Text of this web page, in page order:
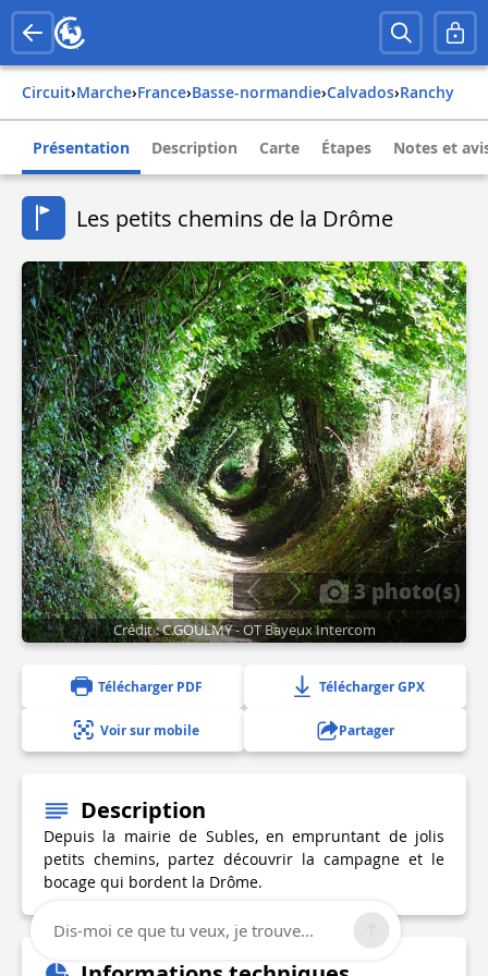
Circuit› Marche› france› basse-normandie› calvados› ranchy
Présentation Description Carte Étapes Notes et
Les petits chemins de la Drôme
3 photo(s)
Crédit : C.GOULMY - OT Bayeux Intercom
Télécharger PDF Télécharger GPX
Voir sur mobile Partager
Description
Depuis la mairie de Subles, en empruntant de jolis
petits chemins, partez découvrir la campagne et le
bocage qui bordent la Drôme.
Dis-moi ce que tu veux, je trouve...